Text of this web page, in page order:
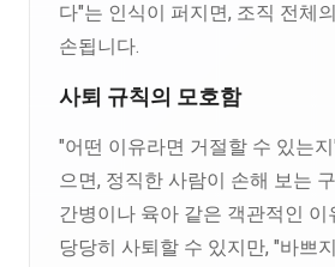
다"는 인식이 퍼지면, 조직 전체
손됩니다.
사퇴 규칙의 모호함
"어떤 이유라면 거절할 수 있는
으면, 정직한 사람이 손해 보는
간병이나 육아 같은 객관적인 이
당당히 사퇴할 수 있지만, "바쁘